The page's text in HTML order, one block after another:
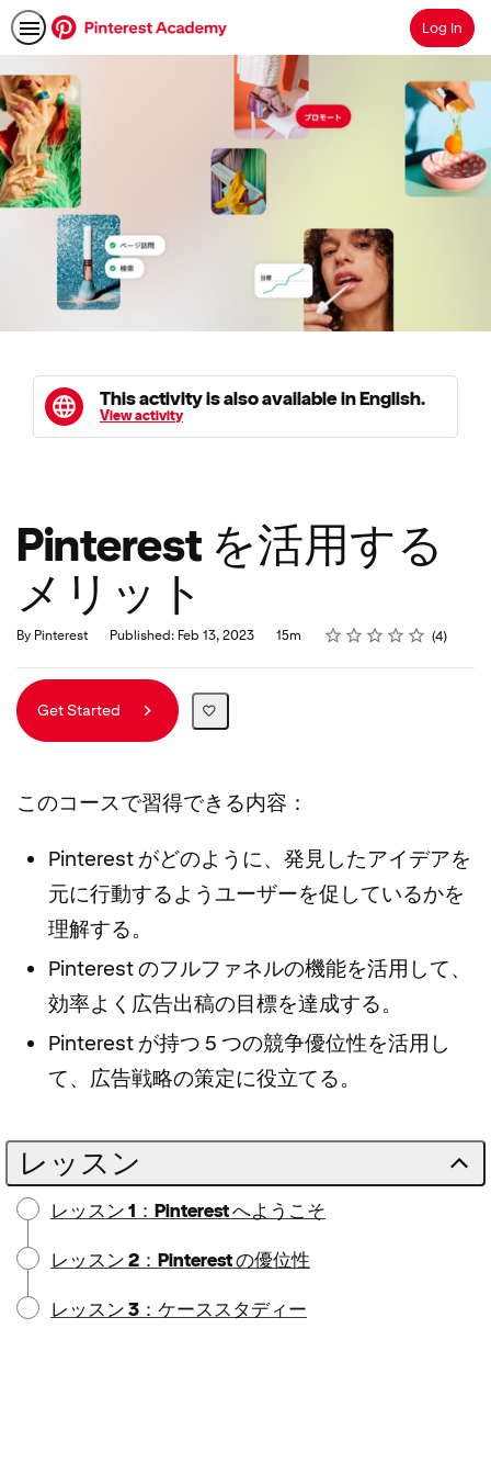
SearchLog In
This activity is also available in English.
View activity
Pinterest を活用する
メリット
By Pinterest Published: Feb 13, 2023
Duration 15m Rating
1 star
2 stars
3 stars
4 stars
5 stars
Average rating: 4.3 4
4 reviews
Get Started
このコースで習得できる内容：
Pinterest がどのように、発見したアイデアを
元に行動するようユーザーを促しているかを
理解する。
Pinterest のフルファネルの機能を活用して、
効率よく広告出稿の目標を達成する。
Pinterest が持つ 5 つの競争優位性を活用し
て、広告戦略の策定に役立てる。
レッスン
レッスン 1：Pinterest へようこそ
レッスン 2：Pinterest の優位性
レッスン 3：ケーススタディー